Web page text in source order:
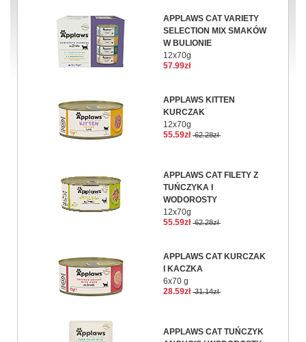
APPLAWS CAT VARIETY
SELECTION MIX SMAKÓW
W BULIONIE
12x70g
57.99zł
APPLAWS KITTEN
KURCZAK
12x70g
55.59zł 62.28zł
APPLAWS CAT FILETY Z
TUŃCZYKA I
WODOROSTY
12x70g
55.59zł 62.28zł
APPLAWS CAT KURCZAK
I KACZKA
6x70 g
28.59zł 31.14zł
APPLAWS CAT TUŃCZYK